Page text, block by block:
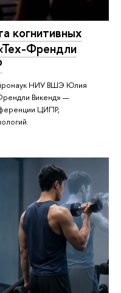
когнитивных
Френдли
НИУ ВШЭ Юлия
Викенд» —
ЦИПР,